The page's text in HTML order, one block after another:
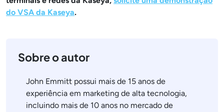
do VSA da Kaseya.
Sobre o autor
John Emmitt possui mais de 15 anos de
experiência em marketing de alta tecnologia,
incluindo mais de 10 anos no mercado de